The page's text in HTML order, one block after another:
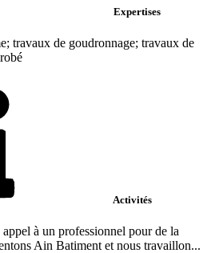
Expertises
travaux de goudronnage; travaux de
Activités
à un professionnel pour de la
Ain Batiment et nous travaillon...